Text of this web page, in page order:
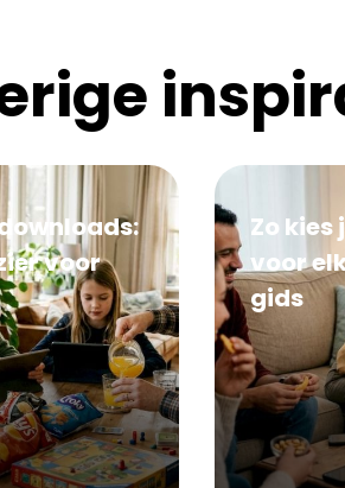
voor
Zo kies
voor
gids